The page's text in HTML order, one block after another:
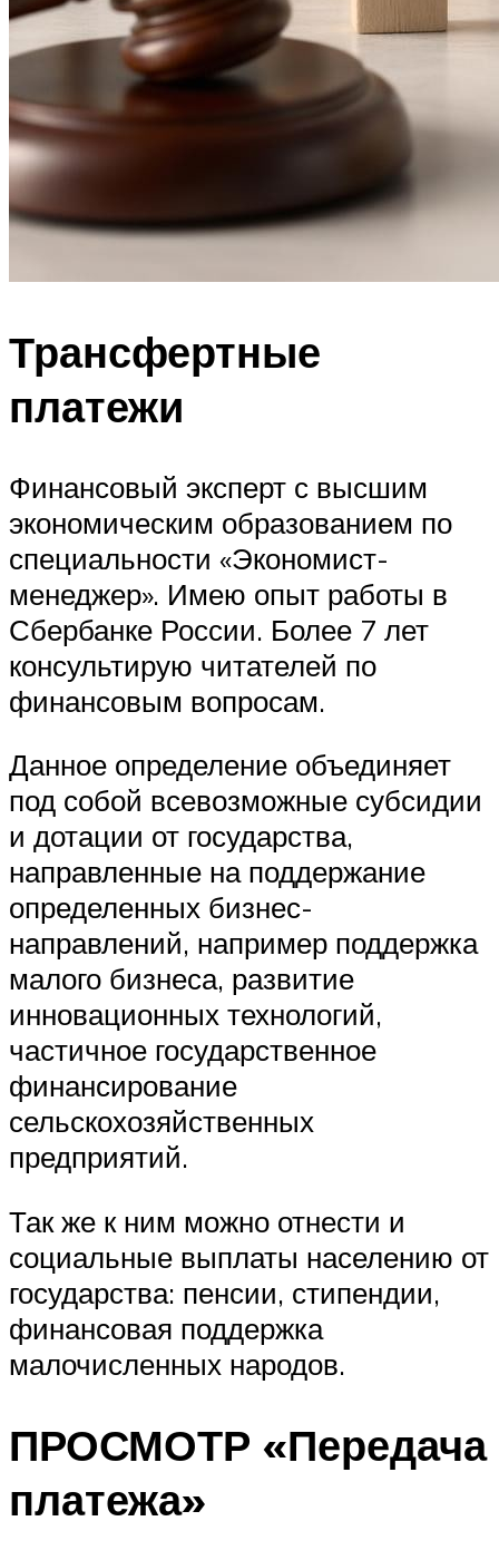
Трансфертные
платежи
Финансовый эксперт с высшим
экономическим образованием по
специальности «Экономист-
менеджер». Имею опыт работы в
Сбербанке России. Более 7 лет
консультирую читателей по
финансовым вопросам.
Данное определение объединяет
под собой всевозможные субсидии
и дотации от государства,
направленные на поддержание
определенных бизнес-
направлений, например поддержка
малого бизнеса, развитие
инновационных технологий,
частичное государственное
финансирование
сельскохозяйственных
предприятий.
Так же к ним можно отнести и
социальные выплаты населению от
государства: пенсии, стипендии,
финансовая поддержка
малочисленных народов.
ПРОСМОТР «Передача
платежа»